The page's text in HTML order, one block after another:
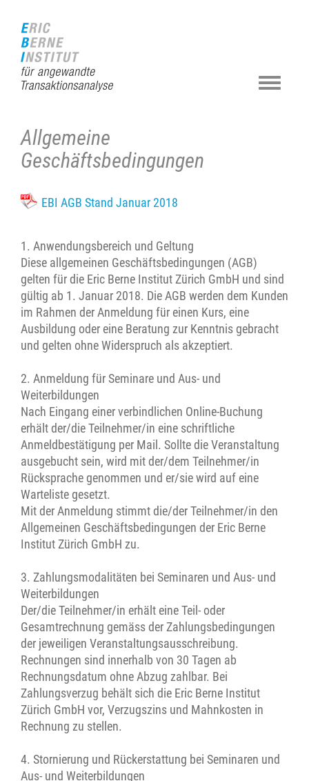
Startseite
(Accesskey
Hauptnavigation
(Accesskey
(Accesskey
(Accesskey
(Accesskey
(Accesskey
Allgemeine
Geschäftsbedingungen
EBI AGB Stand Januar 2018
1. Anwendungsbereich und Geltung
Diese allgemeinen Geschäftsbedingungen (AGB)
gelten für die Eric Berne Institut Zürich GmbH und sind
gültig ab 1. Januar 2018. Die AGB werden dem Kunden
im Rahmen der Anmeldung für einen Kurs, eine
Ausbildung oder eine Beratung zur Kenntnis gebracht
und gelten ohne Widerspruch als akzeptiert.
2. Anmeldung für Seminare und Aus- und
Weiterbildungen
Nach Eingang einer verbindlichen Online-Buchung
erhält der/die Teilnehmer/in eine schriftliche
Anmeldbestätigung per Mail. Sollte die Veranstaltung
ausgebucht sein, wird mit der/dem Teilnehmer/in
Rücksprache genommen und er/sie wird auf eine
Warteliste gesetzt.
Mit der Anmeldung stimmt die/der Teilnehmer/in den
Allgemeinen Geschäftsbedingungen der Eric Berne
Institut Zürich GmbH zu.
3. Zahlungsmodalitäten bei Seminaren und Aus- und
Weiterbildungen
Der/die Teilnehmer/in erhält eine Teil- oder
Gesamtrechnung gemäss der Zahlungsbedingungen
der jeweiligen Veranstaltungsausschreibung.
Rechnungen sind innerhalb von 30 Tagen ab
Rechnungsdatum ohne Abzug zahlbar. Bei
Zahlungsverzug behält sich die Eric Berne Institut
Zürich GmbH vor, Verzugszins und Mahnkosten in
Rechnung zu stellen.
4. Stornierung und Rückerstattung bei Seminaren und
Aus- und Weiterbildungen